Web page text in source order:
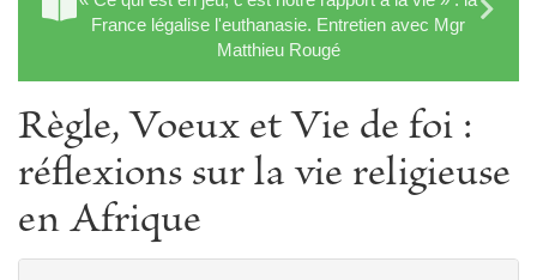
France légalise l'euthanasie. Entretien avec Mgr
Matthieu Rougé
Règle, Voeux et Vie de foi :
réflexions sur la vie religieuse
en Afrique